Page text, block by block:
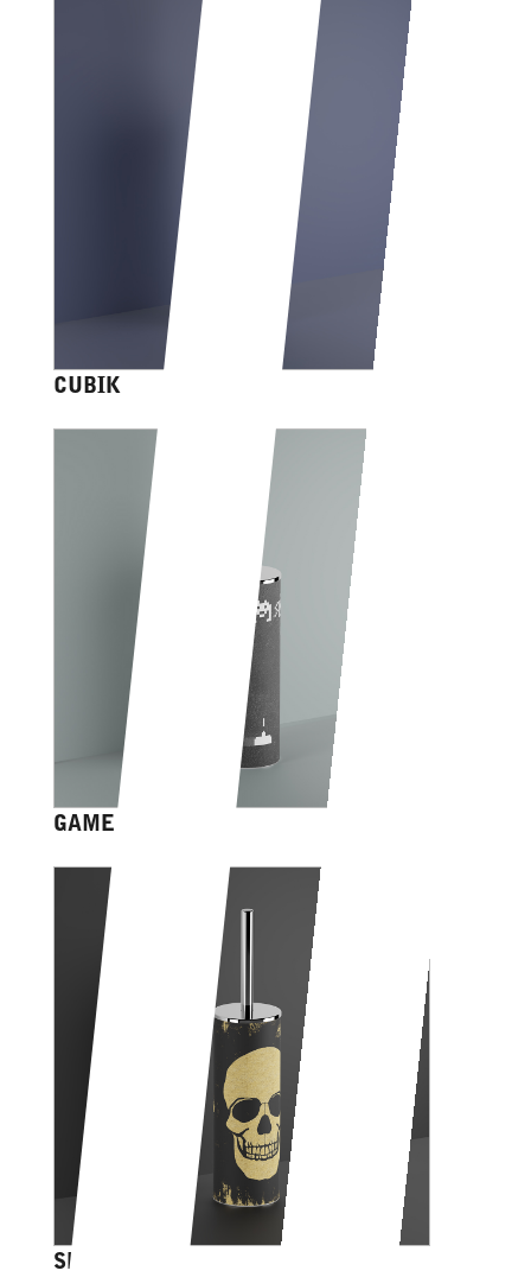
CUBIK
GAME OVER
SKULL